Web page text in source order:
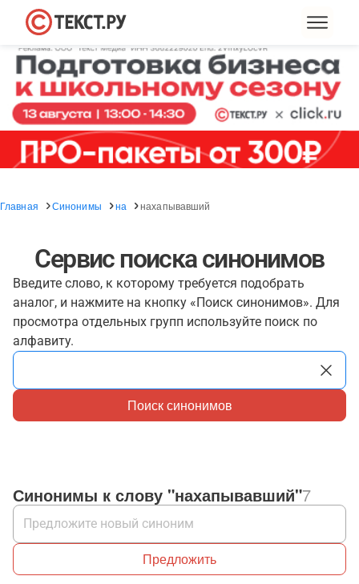
Главная Синонимы на нахапывавший
Сервис поиска синонимов
Введите слово, к которому требуется подобрать
аналог, и нажмите на кнопку «Поиск синонимов». Для
просмотра отдельных групп используйте поиск по
алфавиту.
Поиск синонимов
Синонимы к слову "нахапывавший"7
Предложить